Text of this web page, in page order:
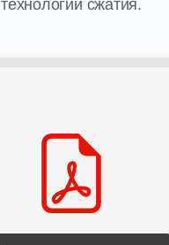
технологии сжатия.